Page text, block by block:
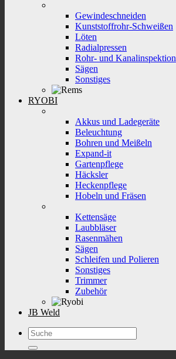
Gewindeschneiden
Kunststoffrohr-Schweißen
Löten
Radialpressen
Rohr- und Kanalinspektion
Sägen
Sonstiges
RYOBI
Akkus und Ladegeräte
Beleuchtung
Bohren und Meißeln
Expand-it
Gartenpflege
Häcksler
Heckenpflege
Hobeln und Fräsen
Kettensäge
Laubbläser
Rasenmähen
Sägen
Schleifen und Polieren
Sonstiges
Trimmer
Zubehör
JB Weld
Suchen
nach: